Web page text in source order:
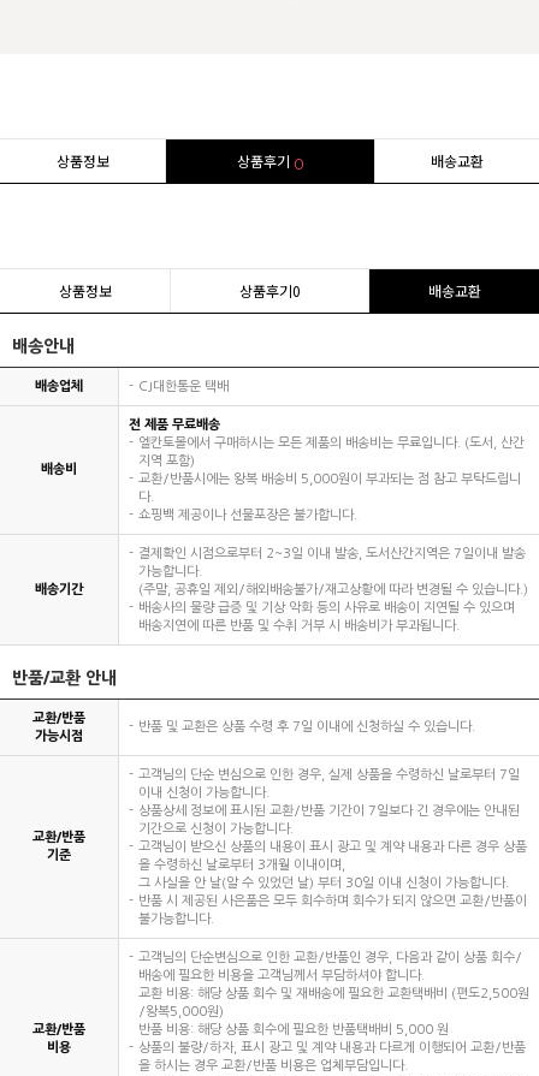
상품정보 상품후기 0 배송교환
상품정보 상품후기0 배송교환
배송안내
배송업체 CJ대한통운 택배
배송비
전 제품 무료배송
엘칸토몰에서 구매하시는 모든 제품의 배송비는 무료입니다. (도서, 산간
지역 포함)
교환/반품시에는 왕복 배송비 5,000원이 부과되는 점 참고 부탁드립니
다.
쇼핑백 제공이나 선물포장은 불가합니다.
배송기간
결제확인 시점으로부터 2~3일 이내 발송, 도서산간지역은 7일이내 발송
가능합니다.
(주말, 공휴일 제외/해외배송불가/재고상황에 따라 변경될 수 있습니다.)
배송사의 물량 급증 및 기상 악화 등의 사유로 배송이 지연될 수 있으며
배송지연에 따른 반품 및 수취 거부 시 배송비가 부과됩니다.
반품/교환 안내
교환/반품
가능시점
반품 및 교환은 상품 수령 후 7일 이내에 신청하실 수 있습니다.
교환/반품
기준
고객님의 단순 변심으로 인한 경우, 실제 상품을 수령하신 날로부터 7일
이내 신청이 가능합니다.
상품상세 정보에 표시된 교환/반품 기간이 7일보다 긴 경우에는 안내된
기간으로 신청이 가능합니다.
고객님이 받으신 상품의 내용이 표시 광고 및 계약 내용과 다른 경우 상품
을 수령하신 날로부터 3개월 이내이며,
그 사실을 안 날(알 수 있었던 날) 부터 30일 이내 신청이 가능합니다.
반품 시 제공된 사은품은 모두 회수하며 회수가 되지 않으면 교환/반품이
불가능합니다.
교환/반품
비용
고객님의 단순변심으로 인한 교환/반품인 경우, 다음과 같이 상품 회수/
배송에 필요한 비용을 고객님께서 부담하셔야 합니다.
교환 비용: 해당 상품 회수 및 재배송에 필요한 교환택배비 (편도2,500원
/왕복5,000원)
반품 비용: 해당 상품 회수에 필요한 반품택배비 5,000 원
상품의 불량/하자, 표시 광고 및 계약 내용과 다르게 이행되어 교환/반품
을 하시는 경우 교환/반품 비용은 업체부담입니다.